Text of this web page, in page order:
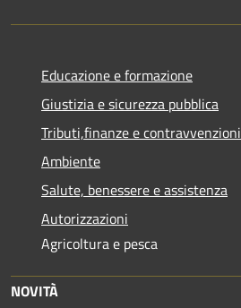
Educazione e formazione
Giustizia e sicurezza pubblica
Tributi,finanze e contravvenzioni
Ambiente
Salute, benessere e assistenza
Autorizzazioni
Agricoltura e pesca
NOVITÀ